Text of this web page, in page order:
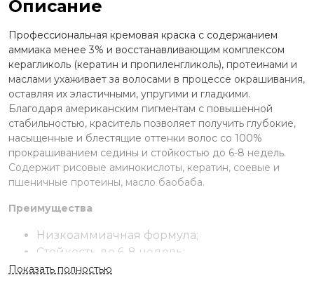
Описание
Профессиональная кремовая краска с содержанием
аммиака менее 3% и восстанавливающим комплексом
керагликоль (кератин и пропиленгликоль), протеинами и
маслами ухаживает за волосами в процессе окрашивания,
оставляя их эластичными, упругими и гладкими.
Благодаря американским пигментам с повышенной
стабильностью, краситель позволяет получить глубокие,
насыщенные и блестящие оттенки волос со 100%
прокрашиванием седины и стойкостью до 6-8 недель.
Содержит рисовые аминокислоты, кератин, соевые и
пшеничные протеины, масло баобаба.
Преимущества
Низкоаммиачная формула;
Стойкость до 6-8 недель;
119 оттенков в палитре;
Показать полностью